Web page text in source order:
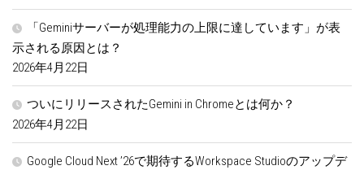
「Geminiサーバーが処理能力の上限に達しています」が表
示される原因とは？
2026年4月22日
ついにリリースされたGemini in Chromeとは何か？
2026年4月22日
Google Cloud Next ’26で期待するWorkspace Studioのアップデ